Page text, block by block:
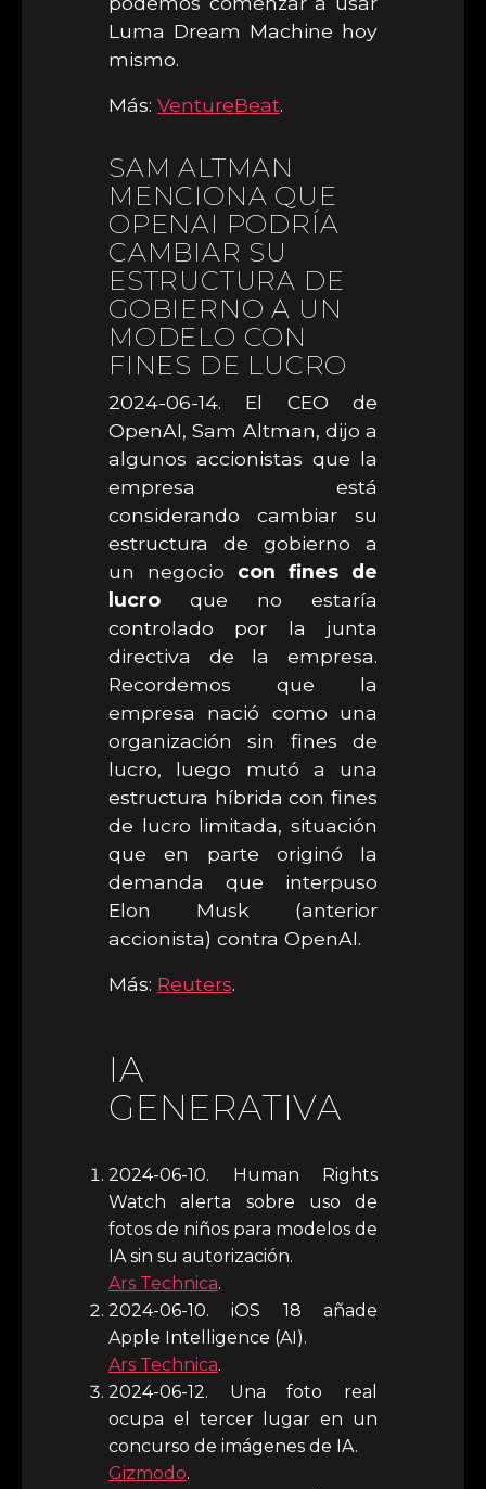
Luma Dream Machine hoy
mismo.
Más: VentureBeat.
SAM ALTMAN
MENCIONA QUE
OPENAI PODRÍA
CAMBIAR SU
ESTRUCTURA DE
GOBIERNO A UN
MODELO CON
FINES DE LUCRO
2024-06-14. El CEO de
OpenAI, Sam Altman, dijo a
algunos accionistas que la
empresa está
considerando cambiar su
estructura de gobierno a
un negocio con fines de
lucro que no estaría
controlado por la junta
directiva de la empresa.
Recordemos que la
empresa nació como una
organización sin fines de
lucro, luego mutó a una
estructura híbrida con fines
de lucro limitada, situación
que en parte originó la
demanda que interpuso
Elon Musk (anterior
accionista) contra OpenAI.
Más: Reuters.
IA
GENERATIVA
2024-06-10. Human Rights
Watch alerta sobre uso de
fotos de niños para modelos de
IA sin su autorización.
Ars Technica.
2024-06-10. iOS 18 añade
Apple Intelligence (AI).
Ars Technica.
2024-06-12. Una foto real
ocupa el tercer lugar en un
concurso de imágenes de IA.
Gizmodo.